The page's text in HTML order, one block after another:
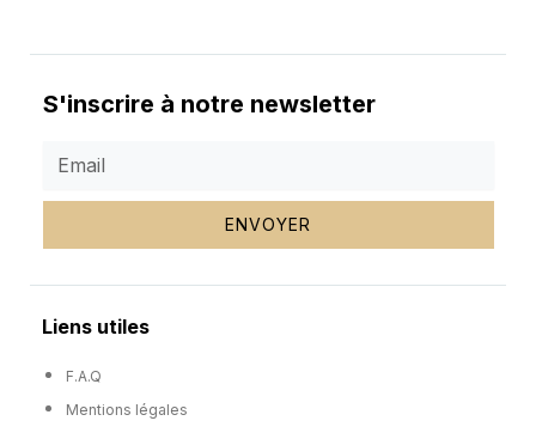
S'inscrire à notre newsletter
ENVOYER
Liens utiles
F.A.Q
Mentions légales